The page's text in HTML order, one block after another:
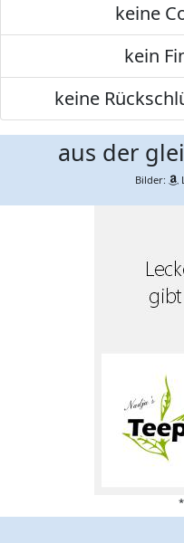
keine
kein
keine
aus der
Bilder: